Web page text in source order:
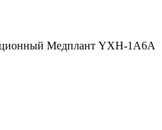
Медплант YXH-1A6A